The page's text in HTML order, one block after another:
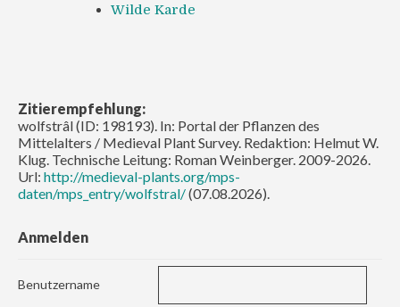
Wilde Karde
Zitierempfehlung:
wolfstrâl (ID: 198193). In: Portal der Pflanzen des
Mittelalters / Medieval Plant Survey. Redaktion: Helmut W.
Klug. Technische Leitung: Roman Weinberger. 2009-2026.
Url: http://medieval-plants.org/mps-
daten/mps_entry/wolfstral/(07.08.2026).
Anmelden
Benutzername